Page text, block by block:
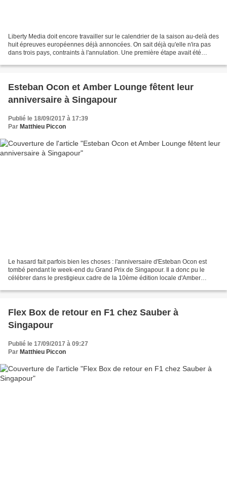
Liberty Media doit encore travailler sur le calendrier de la saison au-delà des
huit épreuves européennes déjà annoncées. On sait déjà qu'elle n'ira pas
dans trois pays, contraints à l'annulation. Une première étape avait été
Esteban Ocon et Amber Lounge fêtent leur
anniversaire à Singapour
Publié le 18/09/2017 à 17:39
Par Matthieu Piccon
Le hasard fait parfois bien les choses : l'anniversaire d'Esteban Ocon est
tombé pendant le week-end du Grand Prix de Singapour. Il a donc pu le
célébrer dans le prestigieux cadre de la 10ème édition locale d'Amber
Flex Box de retour en F1 chez Sauber à
Singapour
Publié le 17/09/2017 à 09:27
Par Matthieu Piccon